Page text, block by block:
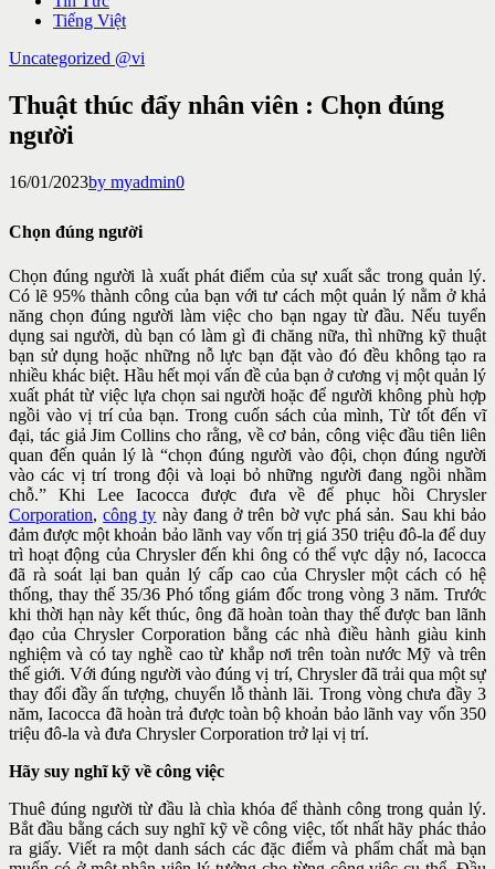
Tiếng Việt
Uncategorized @vi
Thuật thúc đẩy nhân viên : Chọn đúng
người
16/01/2023by myadmin0
Chọn đúng người
Chọn đúng người là xuất phát điểm của sự xuất sắc trong quản lý.
Có lẽ 95% thành công của bạn với tư cách một quản lý nằm ở khả
năng chọn đúng người làm việc cho bạn ngay từ đầu. Nếu tuyển
dụng sai người, dù bạn có làm gì đi chăng nữa, thì những kỹ thuật
bạn sử dụng hoặc những nỗ lực bạn đặt vào đó đều không tạo ra
nhiều khác biệt. Hầu hết mọi vấn đề của bạn ở cương vị một quản lý
xuất phát từ việc lựa chọn sai người hoặc để người không phù hợp
ngồi vào vị trí của bạn. Trong cuốn sách của mình, Từ tốt đến vĩ
đại, tác giả Jim Collins cho rằng, về cơ bản, công việc đầu tiên liên
quan đến quản lý là “chọn đúng người vào đội, chọn đúng người
vào các vị trí trong đội và loại bỏ những người đang ngồi nhầm
chỗ.” Khi Lee Iacocca được đưa về để phục hồi Chrysler
Corporation,công ty này đang ở trên bờ vực phá sản. Sau khi bảo
đảm được một khoản bảo lãnh vay vốn trị giá 350 triệu đô-la để duy
trì hoạt động của Chrysler đến khi ông có thể vực dậy nó, Iacocca
đã rà soát lại ban quản lý cấp cao của Chrysler một cách có hệ
thống, thay thế 35/36 Phó tổng giám đốc trong vòng 3 năm. Trước
khi thời hạn này kết thúc, ông đã hoàn toàn thay thế được ban lãnh
đạo của Chrysler Corporation bằng các nhà điều hành giàu kinh
nghiệm và có tay nghề cao từ khắp nơi trên toàn nước Mỹ và trên
thế giới. Với đúng người vào đúng vị trí, Chrysler đã trải qua một sự
thay đổi đầy ấn tượng, chuyển lỗ thành lãi. Trong vòng chưa đầy 3
năm, Iacocca đã hoàn trả được toàn bộ khoản bảo lãnh vay vốn 350
triệu đô-la và đưa Chrysler Corporation trở lại vị trí.
Hãy suy nghĩ kỹ về công việc
Thuê đúng người từ đầu là chìa khóa để thành công trong quản lý.
Bắt đầu bằng cách suy nghĩ kỹ về công việc, tốt nhất hãy phác thảo
ra giấy. Viết ra một danh sách các đặc điểm và phẩm chất mà bạn